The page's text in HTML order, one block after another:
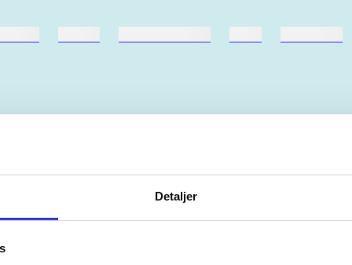
Detaljer
lorem ipsum dolor sit amet ...
Artiklerne i handler ofte om